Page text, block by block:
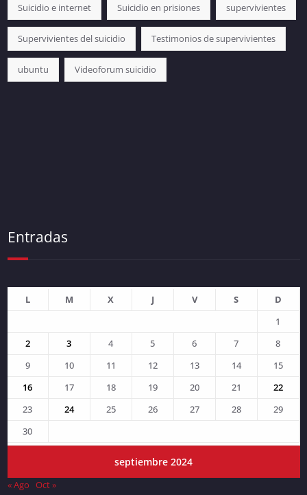
Suicidio e internet Suicidio en prisiones supervivientes
Supervivientes del suicidio Testimonios de supervivientes
ubuntu Videoforum suicidio
Entradas
septiembre 2024
L M X J V S
D
1
2
3 4 5 6 7
8
9
10 11 12 13 14
15
16
17 18 19 20 21
22
23
24 25 26 27 28
29
30
« Ago Oct »